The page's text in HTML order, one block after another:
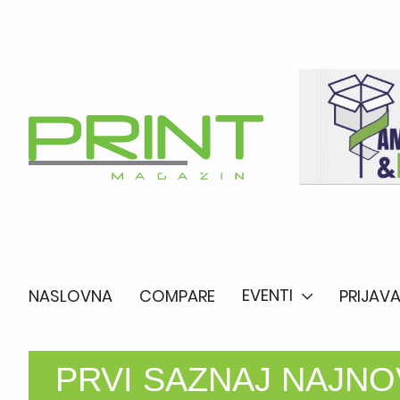
NASLOVNA COMPARE EVENTI
PRVI SAZNAJ